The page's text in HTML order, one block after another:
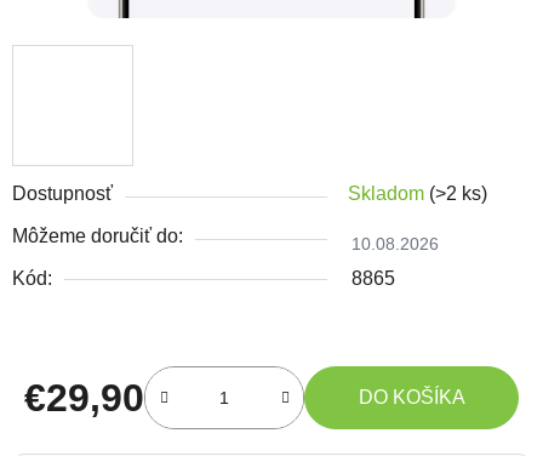
Dostupnosť Skladom (>2 ks)
Môžeme doručiť do: 10.08.2026
Kód: 8865
€29,90
Jednotková cena:
DO KOŠÍKA